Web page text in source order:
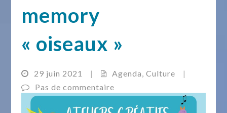
memory
« oiseaux »
29 juin 2021 | Agenda,Culture
|
Pas de commentaire